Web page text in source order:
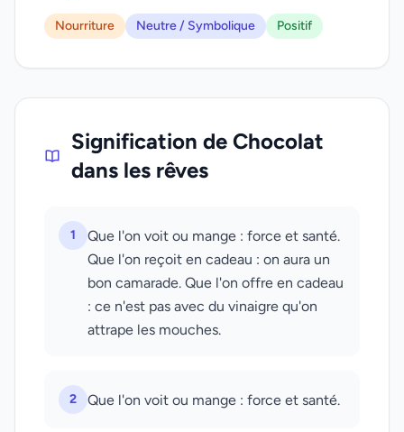
Nourriture Neutre / Symbolique Positif
Signification de Chocolat
dans les rêves
1
Que l'on voit ou mange : force et santé.
Que l'on reçoit en cadeau : on aura un
bon camarade. Que l'on offre en cadeau
: ce n'est pas avec du vinaigre qu'on
attrape les mouches.
2 Que l'on voit ou mange : force et santé.